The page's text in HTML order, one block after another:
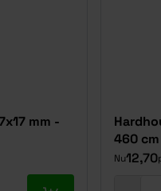
mm -
460 cm
Nu12,70